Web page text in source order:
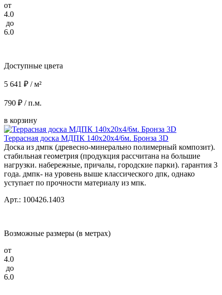
от
4.0
до
6.0
Доступные цвета
5 641 ₽ / м²
790 ₽ / п.м.
в корзину
Террасная доска МДПК 140x20x4/6м. Бронза 3D
Доска из дмпк (древесно-минерально полимерный композит).
стабильная геометрия (продукция рассчитана на большие
нагрузки. набережные, причалы, городские парки). гарантия 3
года. дмпк- на уровень выше классического дпк, однако
уступает по прочности материалу из мпк.
Арт.: 100426.1403
Возможные размеры (в метрах)
от
4.0
до
6.0